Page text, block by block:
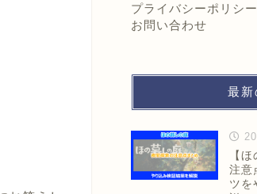
プライバシーポリシー
お問い合わせ
最
【
注意
ツを